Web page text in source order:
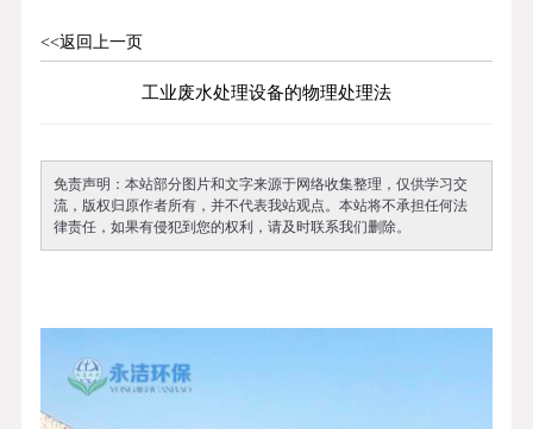
<<返回上一页
工业废水处理设备的物理处理法
免责声明：本站部分图片和文字来源于网络收集整理，仅供学习交
流，版权归原作者所有，并不代表我站观点。本站将不承担任何法
律责任，如果有侵犯到您的权利，请及时联系我们删除。